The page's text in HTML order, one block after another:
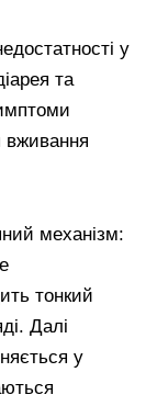
у
та
вживання
механізм:
тонкий
Далі
у